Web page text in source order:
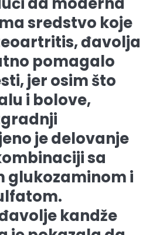
sredstvo koje
đavolja
pomagalo
jer osim što
i bolove,
je delovanje
sa
glukozaminom i
kandže